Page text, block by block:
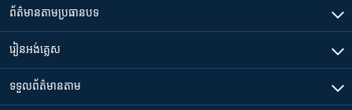
ព័ត៌មាន​តាមប្រធានបទ​
រៀន​​អង់គ្លេស
ទទួល​ព័ត៌មាន​តាម